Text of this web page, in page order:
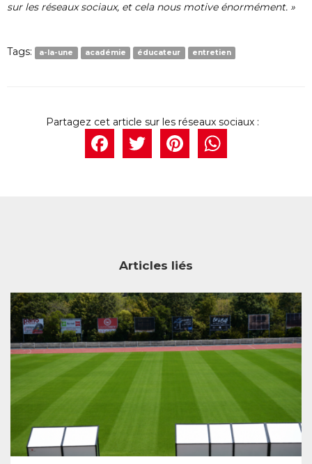
sur les réseaux sociaux, et cela nous motive énormément. »
Tags: a-la-une académie éducateur entretien
Facebook
Twitter
Articles liés